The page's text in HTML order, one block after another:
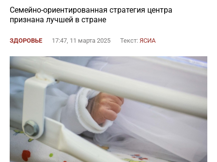
Семейно-ориентированная стратегия центра
признана лучшей в стране
ЗДОРОВЬЕ 17:47, 11 марта 2025 Текст: ЯСИА